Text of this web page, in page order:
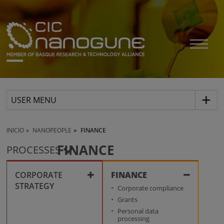
USER MENU
INICIO NANOPEOPLE FINANCE
FINANCE
PROCESSES
CORPORATE
STRATEGY
FINANCE
Corporate compliance
Grants
Personal data
processing